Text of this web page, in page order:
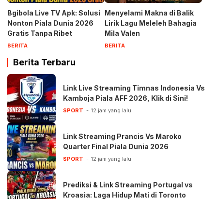
Bgibola Live TV Apk: Solusi
Nonton Piala Dunia 2026
Gratis Tanpa Ribet
BERITA
Menyelami Makna di Balik
Lirik Lagu Meleleh Bahagia
Mila Valen
BERITA
Berita Terbaru
Link Live Streaming Timnas Indonesia Vs
Kamboja Piala AFF 2026, Klik di Sini!
SPORT 12 jam yang lalu
Link Streaming Prancis Vs Maroko
Quarter Final Piala Dunia 2026
SPORT 12 jam yang lalu
Prediksi & Link Streaming Portugal vs
Kroasia: Laga Hidup Mati di Toronto